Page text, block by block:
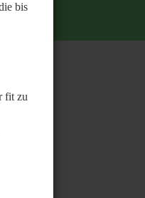
bis
fit zu